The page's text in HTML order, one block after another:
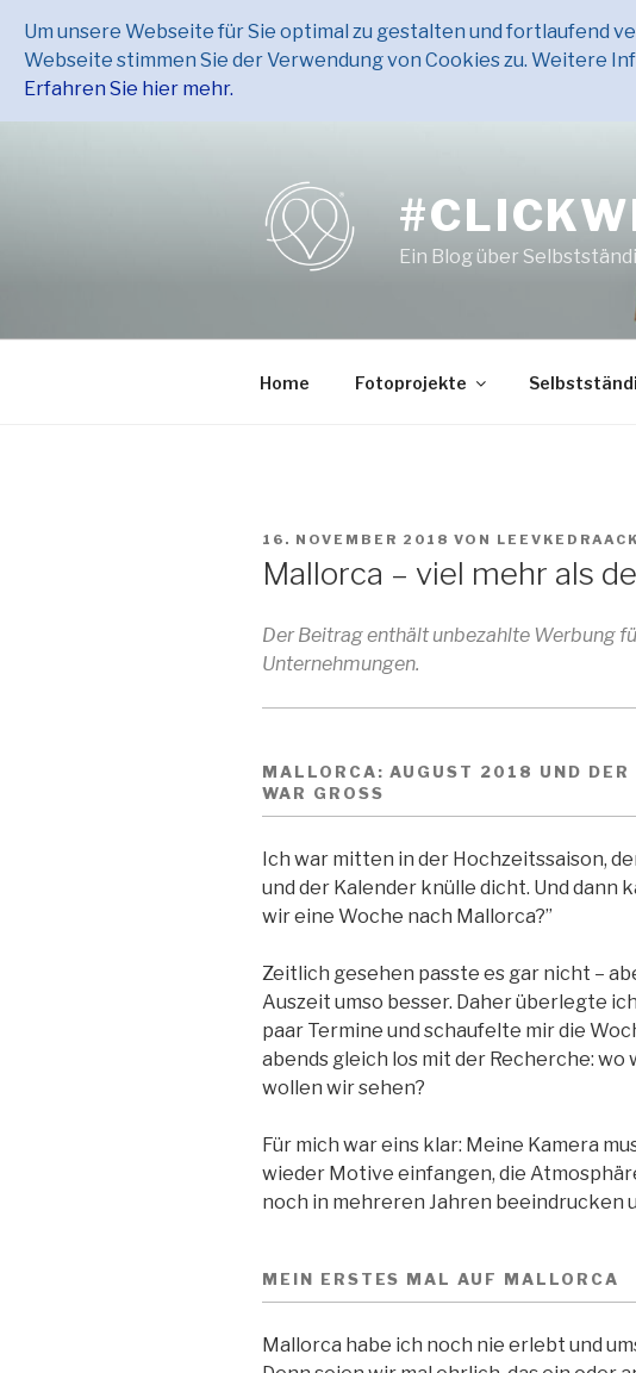
Ein Blog über
Home Fotoprojekte
VERÖFFENTLICHT
16. NOVEMBER 2018 VON LEEVKEDRAACK
Mallorca – viel mehr als
Der Beitrag enthältunbezahlte Werbung
Unternehmungen.
MALLORCA: AUGUST 2018 UND DER
WAR GROSS
Ich war mitten in der Hochzeitssaison,
und der Kalender knülle dicht. Und dann
wir eine Woche nach Mallorca?”
Zeitlich gesehen passte es gar nicht –
Auszeit umso besser. Daher überlegte
paar Termine und schaufelte mir die
abends gleich los mit der Recherche: wo
wollen wir sehen?
Für mich war eins klar: Meine Kamera
wieder Motive einfangen, die
noch in mehreren Jahren beeindrucken
MEIN ERSTES MAL AUF MALLORCA
Mallorca habe ich noch nie erlebt und
Um unsere Webseite für Sie optimal zu gestalten und fortlaufend
Webseite stimmen Sie der Verwendung von Cookies zu. Weitere
Erfahren Sie hier mehr.